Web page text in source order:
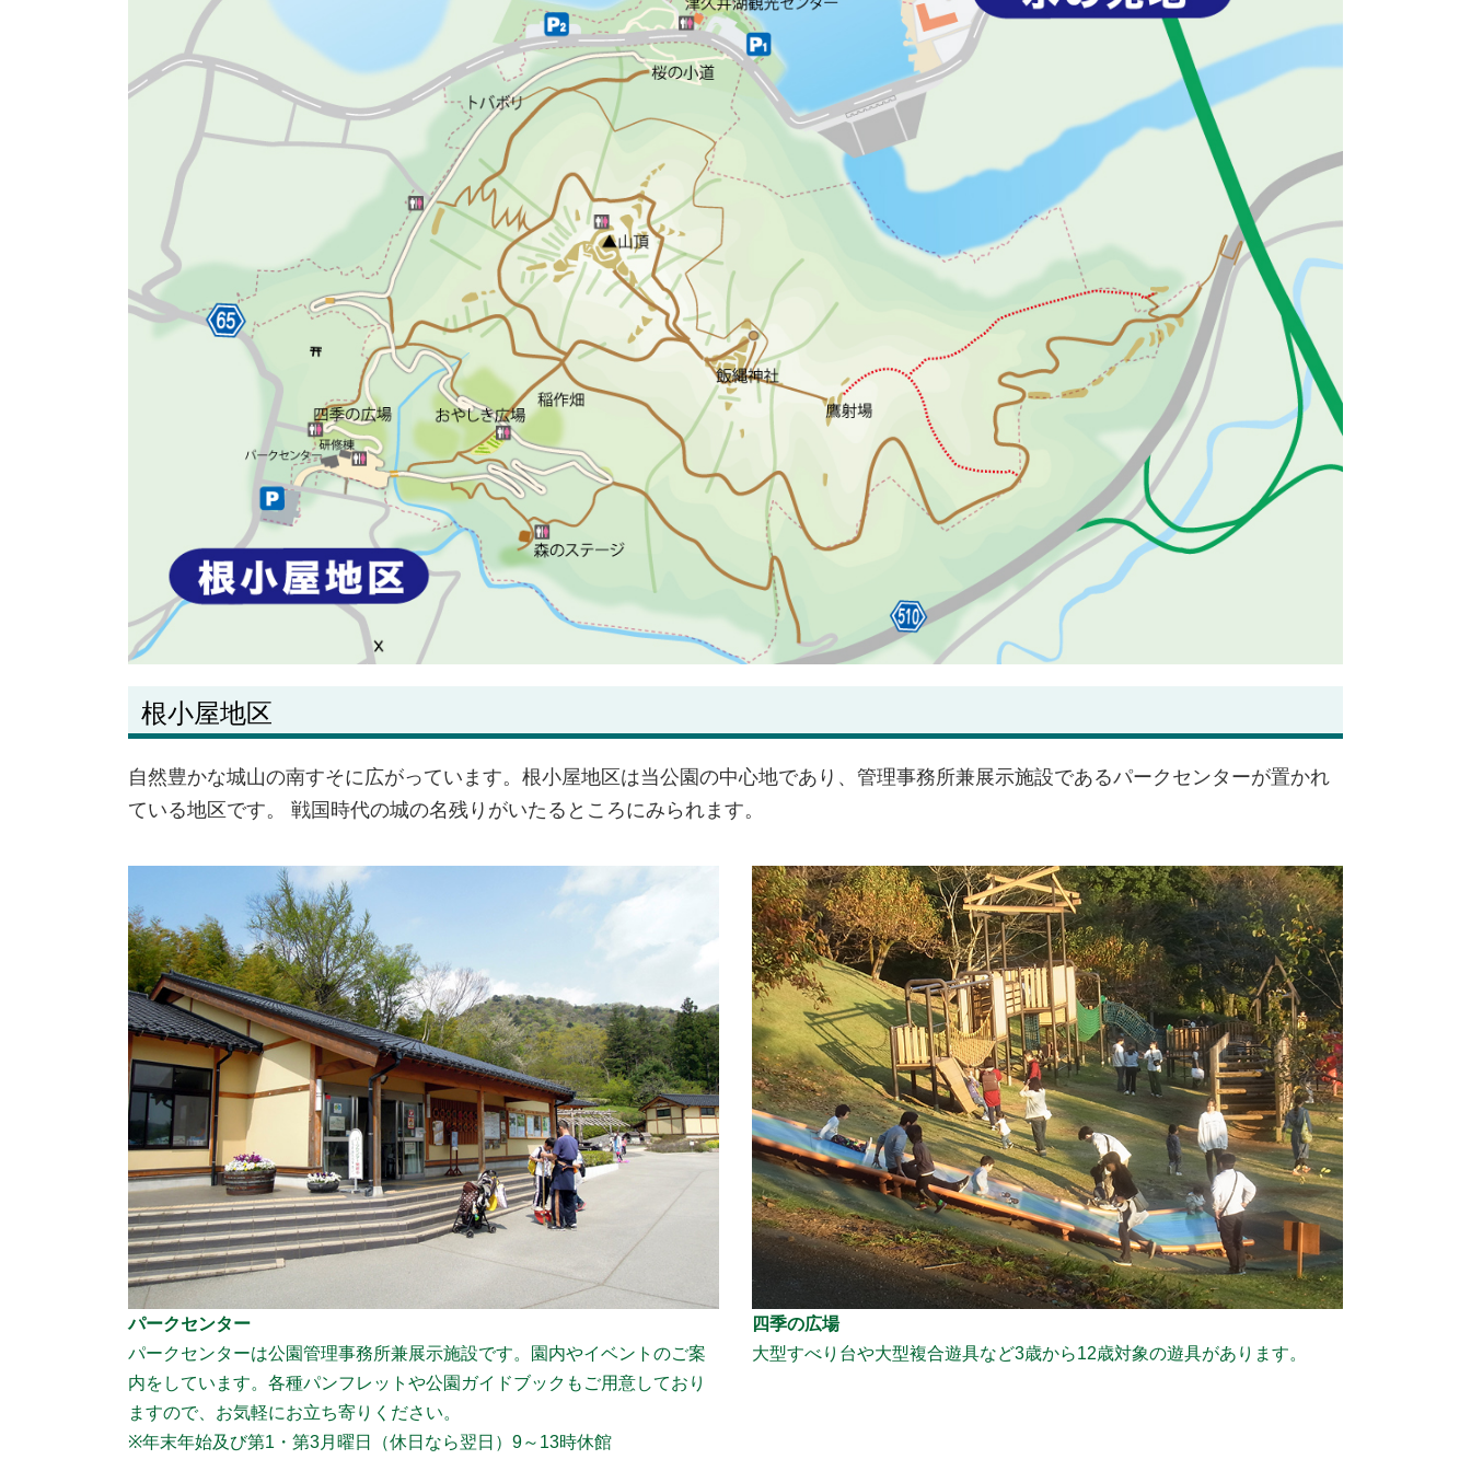
根小屋地区
自然豊かな城山の南すそに広がっています。根小屋地区は当公園の中心地であり、管理事務所兼展示施設であるパークセンターが置かれ
ている地区です。 戦国時代の城の名残りがいたるところにみられます。
パークセンター
パークセンターは公園管理事務所兼展示施設です。園内やイベントのご案
内をしています。各種パンフレットや公園ガイドブックもご用意しており
ますので、お気軽にお立ち寄りください。
※年末年始及び第1・第3月曜日（休日なら翌日）9～13時休館
四季の広場
大型すべり台や大型複合遊具など3歳から12歳対象の遊具があります。